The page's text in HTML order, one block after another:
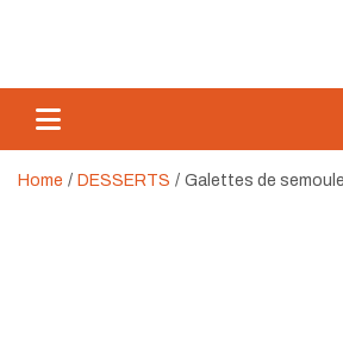
Home DESSERTS Galettes de